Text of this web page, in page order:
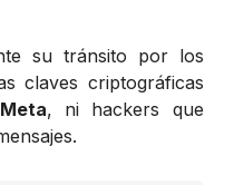
su tránsito por los
claves criptográficas
Meta, ni hackers que